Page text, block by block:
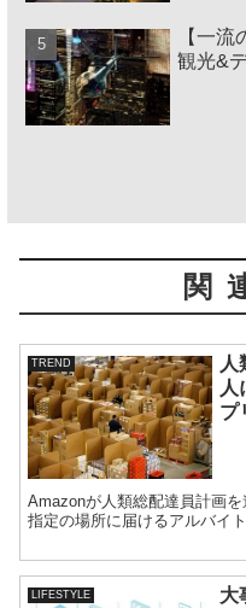
【一
観光&
関
TREND
人
人
プ
Amazonが人類総配達員計画
指定の場所に届けるアルバイト
LIFESTYLE
大